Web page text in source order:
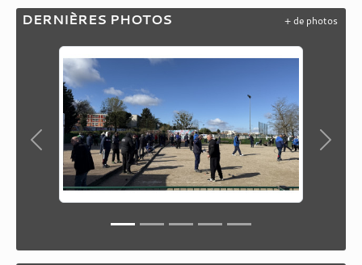
DERNIÈRES PHOTOS
Précedent
+ de photos